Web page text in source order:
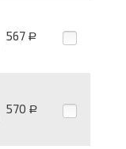
567 Р
570 Р